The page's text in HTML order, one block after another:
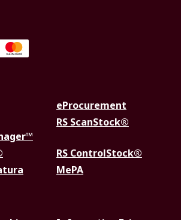
eProcurement
RS ScanStock®
RS ControlStock®
MePA